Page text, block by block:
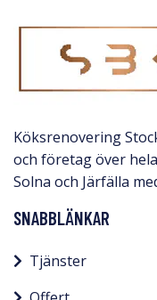
Köksrenovering
och företag över
Solna och Järfälla
SNABBLÄNKAR
Tjänster